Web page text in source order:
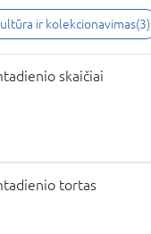
ir kolekcionavimas(3)
skaičiai
tortas